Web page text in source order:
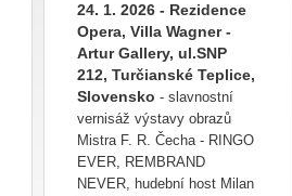
24. 1. 2026 - Rezidence
Opera, Villa Wagner -
Artur Gallery, ul.SNP
212, Turčianské Teplice,
Slovensko - slavnostní
vernisáž výstavy obrazů
Mistra F. R. Čecha - RINGO
EVER, REMBRAND
NEVER, hudební host Milan